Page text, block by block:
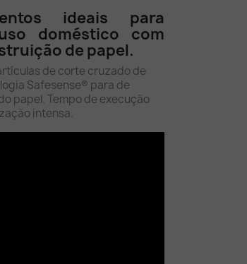
ideais para
doméstico com
de papel.
de corte cruzado de
Safesense® para de
papel. Tempo de execução
intensa.